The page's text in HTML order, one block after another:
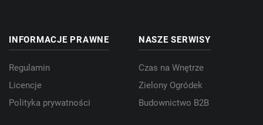
INFORMACJE PRAWNE
Regulamin
Licencje
Polityka prywatności
NASZE SERWISY
Czas na Wnętrze
Zielony Ogródek
Budownictwo B2B